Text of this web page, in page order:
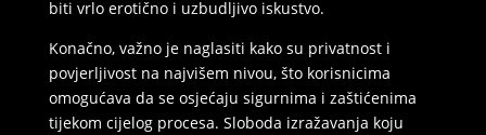
biti vrlo erotično i uzbudljivo iskustvo.
Konačno, važno je naglasiti kako su privatnost i
povjerljivost na najvišem nivou, što korisnicima
omogućava da se osjećaju sigurnima i zaštićenima
tijekom cijelog procesa. Sloboda izražavanja koju